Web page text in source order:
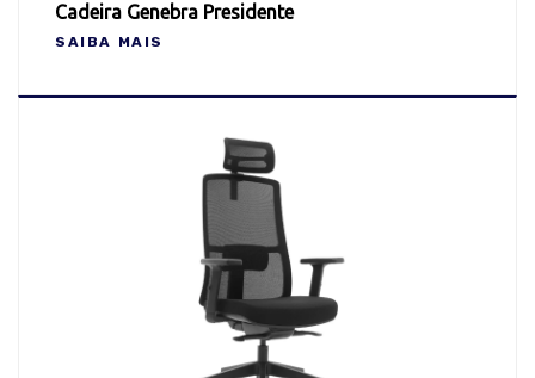
Cadeira Genebra Presidente
SAIBA MAIS